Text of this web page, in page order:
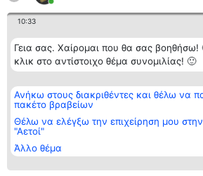
10:33
Γεια σας. Χαίρομαι που θα σας βοηθήσω!
κλικ στο αντίστοιχο θέμα συνομιλίας! 🙂
Ανήκω στους διακριθέντες και θέλω να
πακέτο βραβείων
Θέλω να ελέγξω την επιχείρηση μου
"Αετοί"
Άλλο θέμα
Διοργανωτής της
κατάταξης
BEAUTIFUL COMPANY
ΤΗΛ. ΕΠΙΚΟΙΝΩΝΙΑΣ:
2104128019
email:
aetoi@beautifulcompany.co
Κατάταξη
Διακριθέντες
των
διακριθέντων
προϋποθέσεις